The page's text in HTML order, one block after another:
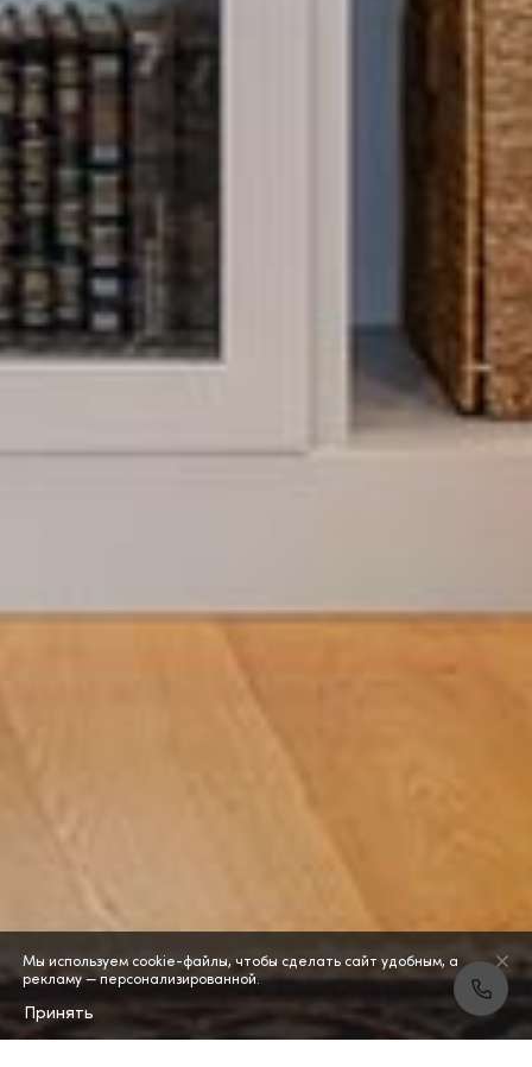
Мы используем cookie-файлы, чтобы сделать сайт удобным, а
рекламу — персонализированной.
Принять